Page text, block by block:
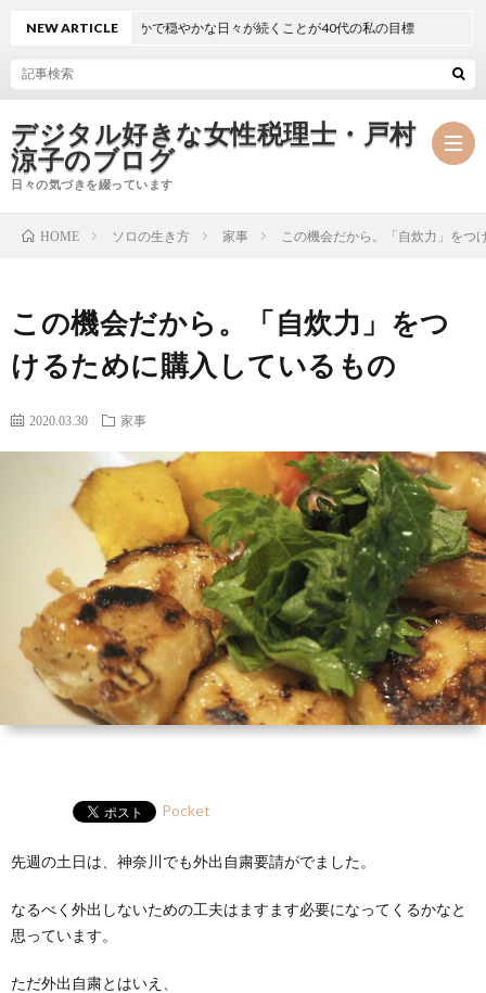
デジタル好きな女性税理士・戸村
涼子のブログ
日々の気づきを綴っています
ー
ル
HP
マ
ガ
筆
セ
ミ
ナ
ー・
講
NEW ARTICLE
静かで穏やかな日々が続くことが40代の私の目標
HOME ソロの生き方 家事 この機会だから。「自炊力」をつ
この機会だから。「自炊力」をつ
けるために購入しているもの
2020.03.30 家事
Pocket
先週の土日は、神奈川でも外出自粛要請がでました。
なるべく外出しないための工夫はますます必要になってくるかなと
思っています。
ただ外出自粛とはいえ、